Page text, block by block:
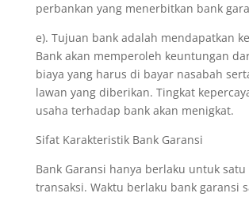
perbankan yang menerbitkan bank
e). Tujuan bank adalah mendapatkan
Bank akan memperoleh keuntungan
biaya yang harus di bayar nasabah
lawan yang diberikan. Tingkat
usaha terhadap bank akan menigkat.
Sifat Karakteristik Bank Garansi
Bank Garansi hanya berlaku untuk satu
transaksi. Waktu berlaku bank garansi